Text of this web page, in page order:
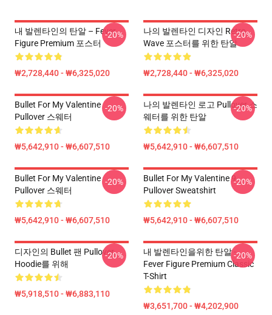
내 발렌타인의 탄알 – Fever
Figure Premium 포스터
₩2,728,440 - ₩6,325,020
-20%
나의 발렌타인 디자인 Retro
Wave 포스터를 위한 탄알
₩2,728,440 - ₩6,325,020
-20%
Bullet For My Valentine
Pullover 스웨터
₩5,642,910 - ₩6,607,510
-20%
나의 발렌타인 로고 Pullover 스
웨터를 위한 탄알
₩5,642,910 - ₩6,607,510
-20%
Bullet For My Valentine
Pullover 스웨터
₩5,642,910 - ₩6,607,510
-20%
Bullet For My Valentine 9
Pullover Sweatshirt
₩5,642,910 - ₩6,607,510
-20%
디자인의 Bullet 팬 Pullover
Hoodie를 위해
₩5,918,510 - ₩6,883,110
-20%
내 발렌타인을위한 탄알 -
Fever Figure Premium Classic
T-Shirt
₩3,651,700 - ₩4,202,900
-20%